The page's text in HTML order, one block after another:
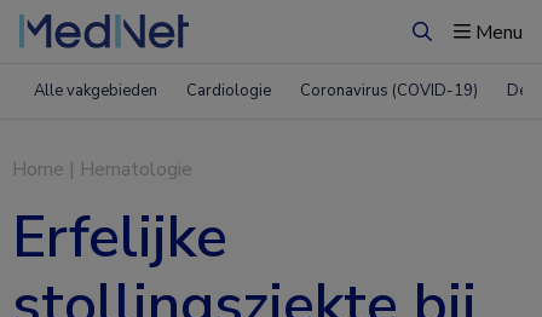
ZoekenMenu
Alle vakgebieden Cardiologie Coronavirus (COVID-19)
Home | Hematologie
Erfelijke